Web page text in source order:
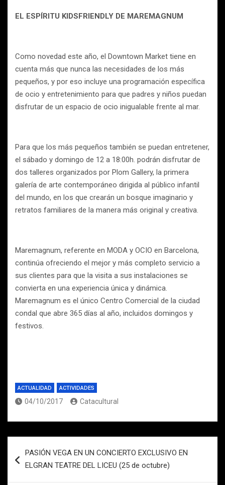
EL ESPÍRITU KIDSFRIENDLY DE MAREMAGNUM
Como novedad este año, el Downtown Market tiene en
cuenta más que nunca las necesidades de los más
pequeños, y por eso incluye una programación específica
de ocio y entretenimiento para que padres y niños puedan
disfrutar de un espacio de ocio inigualable frente al mar.
Para que los más pequeños también se puedan entretener,
el sábado y domingo de 12 a 18:00h. podrán disfrutar de
dos talleres organizados por Plom Gallery, la primera
galería de arte contemporáneo dirigida al público infantil
del mundo, en los que crearán un bosque imaginario y
retratos familiares de la manera más original y creativa.
Maremagnum, referente en MODA y OCIO en Barcelona,
continúa ofreciendo el mejor y más completo servicio a
sus clientes para que la visita a sus instalaciones se
convierta en una experiencia única y dinámica.
Maremagnum es el único Centro Comercial de la ciudad
condal que abre 365 días al año, incluidos domingos y
festivos.
ACTUALIDAD ACTIVIDADES
04/10/2017 Catacultural
de
PASIÓN VEGA EN UN CONCIERTO EXCLUSIVO EN
ELGRAN TEATRE DEL LICEU (25 de octubre)